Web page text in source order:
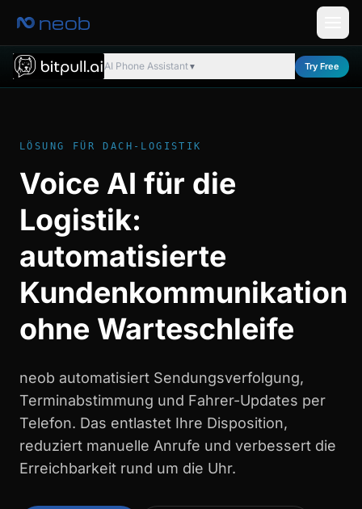
neob
AI Phone Assistant ▼ Try Free
LÖSUNG FÜR DACH-LOGISTIK
Voice AI für die
Logistik:
automatisierte
Kundenkommunikation
ohne Warteschleife
neob automatisiert Sendungsverfolgung,
Terminabstimmung und Fahrer-Updates per
Telefon. Das entlastet Ihre Disposition,
reduziert manuelle Anrufe und verbessert die
Erreichbarkeit rund um die Uhr.